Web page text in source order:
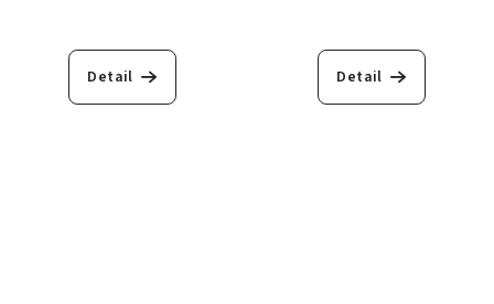
hodnocení
produktu
Detail Detail